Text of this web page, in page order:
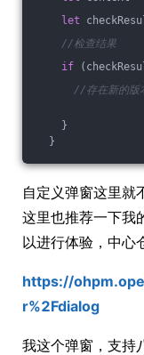
let
//检查结果
if
//存在新的版
}
}
自定义弹窗这里就
这里也推荐一下我
以进行体验，中心
https://
r%2Fdialog
我这个弹窗，支持